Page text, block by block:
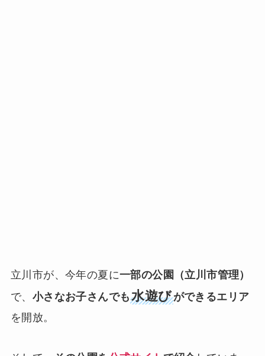
立川市が、今年の夏に一部の公園（立川市管理）
で、 小さなお子さんでも水遊びができるエリア
を開放。